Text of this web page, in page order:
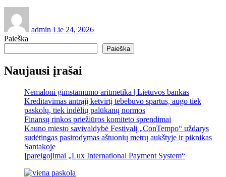
admin Lie 24, 2026
Paieška
Paieška
Naujausi įrašai
Nemaloni gimstamumo aritmetika | Lietuvos bankas
Kreditavimas antrąjį ketvirtį tebebuvo spartus, augo tiek
paskolų, tiek indėlių palūkanų normos
Finansų rinkos priežiūros komiteto sprendimai
Kauno miesto savivaldybė Festivalį „ConTempo“ uždarys
sudėtingas pasirodymas aštuonių metrų aukštyje ir piknikas
Santakoje
Įpareigojimai „Lux International Payment System“